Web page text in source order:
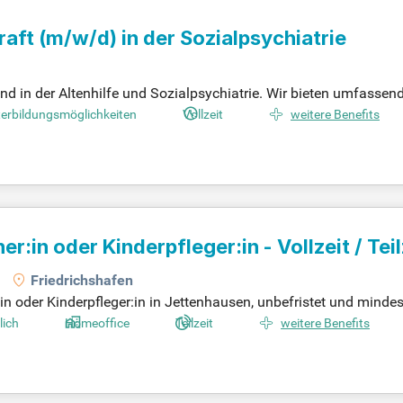
(m/w/d) in der Sozialpsychiatrie
in der Altenhilfe und Sozialpsychiatrie. Wir bieten
Suchen Sie eine sinnvolle Tätigkeit im Bereich
Jahressonderzahlung und einem jährlichen
Vollzeit weitere Benefits
oder Kinderpfleger:in - Vollzeit /
Friedrichshafen
Kinderpfleger:in in Jettenhausen, unbefristet und
orientiert sich am Situationsansatz sowie an offener Arbeit.
ihre Interessen. Unsere pädagogische Arbeit basiert auf
Homeoffice Teilzeit weitere Benefits